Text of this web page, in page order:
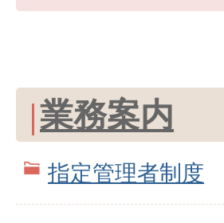
業務案内
指定管理者制度